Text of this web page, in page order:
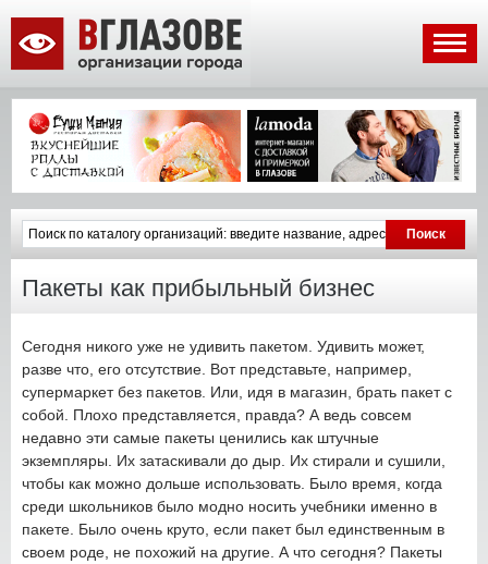
Пакеты как прибыльный бизнес
Сегодня никого уже не удивить пакетом. Удивить может,
разве что, его отсутствие. Вот представьте, например,
супермаркет без пакетов. Или, идя в магазин, брать пакет с
собой. Плохо представляется, правда? А ведь совсем
недавно эти самые пакеты ценились как штучные
экземпляры. Их затаскивали до дыр. Их стирали и сушили,
чтобы как можно дольше использовать. Было время, когда
среди школьников было модно носить учебники именно в
пакете. Было очень круто, если пакет был единственным в
своем роде, не похожий на другие. А что сегодня? Пакеты